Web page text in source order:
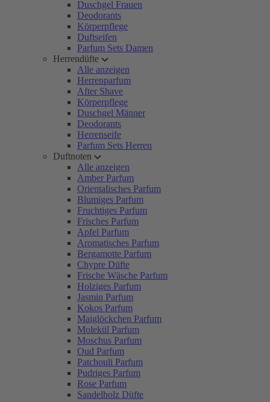
Duschgel Frauen
Deodorants
Körperpflege
Duftseifen
Parfum Sets Damen
Herrendüfte
Alle anzeigen
Herrenparfum
After Shave
Körperpflege
Duschgel Männer
Deodorants
Herrenseife
Parfum Sets Herren
Duftnoten
Alle anzeigen
Amber Parfum
Orientalisches Parfum
Blumiges Parfum
Fruchtiges Parfum
Frisches Parfum
Apfel Parfum
Aromatisches Parfum
Bergamotte Parfum
Chypre Düfte
Frische Wäsche Parfum
Holziges Parfum
Jasmin Parfum
Kokos Parfum
Maiglöckchen Parfum
Molekül Parfum
Moschus Parfum
Oud Parfum
Patchouli Parfum
Pudriges Parfum
Rose Parfum
Sandelholz Düfte